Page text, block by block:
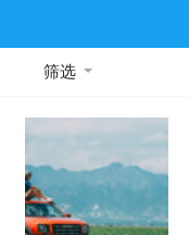
筛选